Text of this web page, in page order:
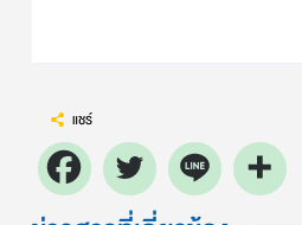
แชร์